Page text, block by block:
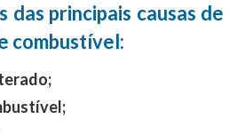
das principais causas de
combustível: